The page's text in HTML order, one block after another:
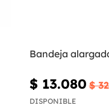
Bandeja
$ 13.080 $
DISPONIBLE